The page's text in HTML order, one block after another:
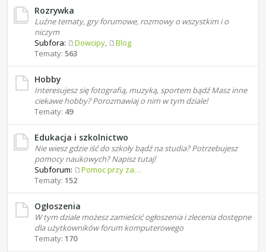
Rozrywka
Luźne tematy, gry forumowe, rozmowy o wszystkim i o
niczym
Subfora:
Dowcipy,
Blog
Tematy: 563
Hobby
Interesujesz się fotografią, muzyką, sportem bądź Masz inne
ciekawe hobby? Porozmawiaj o nim w tym dziale!
Tematy: 49
Edukacja i szkolnictwo
Nie wiesz gdzie iść do szkoły bądź na studia? Potrzebujesz
pomocy naukowych? Napisz tutaj!
Subforum:
Pomoc przy zadaniach domowych
Tematy: 152
Ogłoszenia
W tym dziale możesz zamieścić ogłoszenia i zlecenia dostępne
dla użytkowników forum komputerowego
Tematy: 170